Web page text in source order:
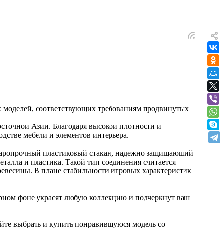
соответствующих требованиям продвинутых
Азии. Благодаря высокой плотности и
мебели и элементов интерьера.
пластиковый стакан, надежно защищающий
и пластика. Такой тип соединения считается
В плане стабильности игровых характеристик
фоне украсят любую коллекцию и подчеркнут ваш
выбрать и купить понравившуюся модель со